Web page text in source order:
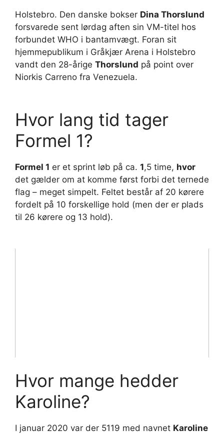
Holstebro. Den danske bokser Dina Thorslund
forsvarede sent lørdag aften sin VM-titel hos
forbundet WHO i bantamvægt. Foran sit
hjemmepublikum i Gråkjær Arena i Holstebro
vandt den 28-årige Thorslund på point over
Niorkis Carreno fra Venezuela.
Hvor lang tid tager
Formel 1?
Formel 1 er et sprint løb på ca. 1,5 time, hvor
det gælder om at komme først forbi det ternede
flag – meget simpelt. Feltet består af 20 kørere
fordelt på 10 forskellige hold (men der er plads
til 26 kørere og 13 hold).
Hvor mange hedder
Karoline?
I januar 2020 var der 5119 med navnet Karoline